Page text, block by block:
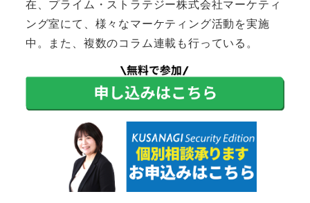
在、プライム・ストラテジー株式会社マーケティ
ング室にて、様々なマーケティング活動を実施
中。また、複数のコラム連載も行っている。